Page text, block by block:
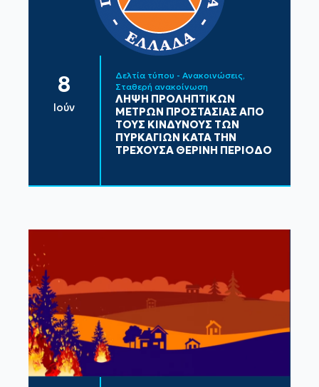
8
Ιούν
Δελτία τύπου - Ανακοινώσεις
Σταθερή ανακοίνωση
ΛΗΨΗ ΠΡΟΛΗΠΤΙΚΩΝ
ΜΕΤΡΩΝ ΠΡΟΣΤΑΣΙΑΣ ΑΠΟ
ΤΟΥΣ ΚΙΝΔΥΝΟΥΣ ΤΩΝ
ΠΥΡΚΑΓΙΩΝ ΚΑΤΑ ΤΗΝ
ΤΡΕΧΟΥΣΑ ΘΕΡΙΝΗ ΠΕΡΙΟΔΟ